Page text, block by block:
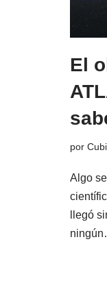
El
por
Algo
llegó